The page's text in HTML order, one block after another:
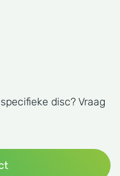
disc? Vraag